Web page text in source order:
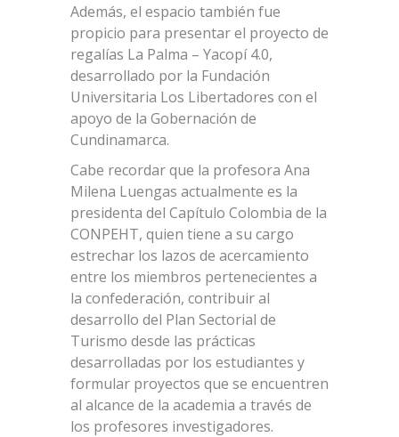
Además, el espacio también fue
propicio para presentar el proyecto de
regalías La Palma – Yacopí 4.0,
desarrollado por la Fundación
Universitaria Los Libertadores con el
apoyo de la Gobernación de
Cundinamarca.
Cabe recordar que la profesora Ana
Milena Luengas actualmente es la
presidenta del Capítulo Colombia de la
CONPEHT, quien tiene a su cargo
estrechar los lazos de acercamiento
entre los miembros pertenecientes a
la confederación, contribuir al
desarrollo del Plan Sectorial de
Turismo desde las prácticas
desarrolladas por los estudiantes y
formular proyectos que se encuentren
al alcance de la academia a través de
los profesores investigadores.